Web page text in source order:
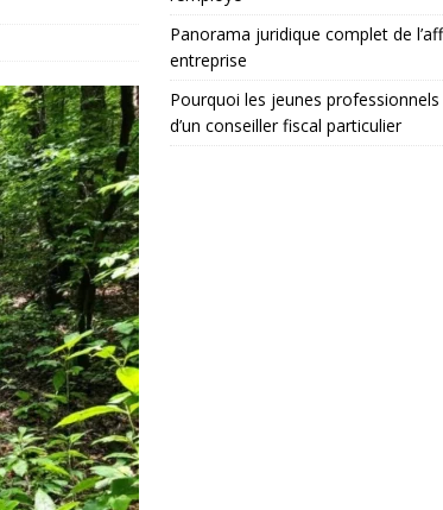
Panorama juridique complet de
entreprise
Pourquoi les jeunes
d’un conseiller fiscal particulier